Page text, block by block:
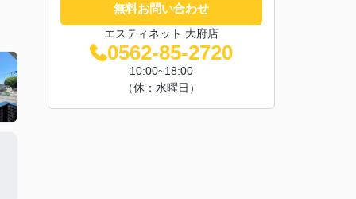
無料お問い合わせ
エスティネット 大府店
0562-85-2720
10:00~18:00
（休：水曜日）